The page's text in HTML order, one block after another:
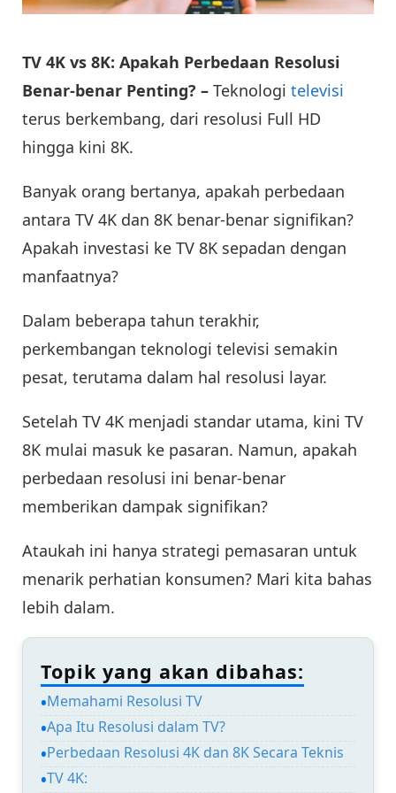
TV 4K vs 8K: Apakah Perbedaan Resolusi
Benar-benar Penting? – Teknologi televisi
terus berkembang, dari resolusi Full HD
hingga kini 8K.
Banyak orang bertanya, apakah perbedaan
antara TV 4K dan 8K benar-benar signifikan?
Apakah investasi ke TV 8K sepadan dengan
manfaatnya?
Dalam beberapa tahun terakhir,
perkembangan teknologi televisi semakin
pesat, terutama dalam hal resolusi layar.
Setelah TV 4K menjadi standar utama, kini TV
8K mulai masuk ke pasaran. Namun, apakah
perbedaan resolusi ini benar-benar
memberikan dampak signifikan?
Ataukah ini hanya strategi pemasaran untuk
menarik perhatian konsumen? Mari kita bahas
lebih dalam.
Topik yang akan dibahas:
Memahami Resolusi TV
Apa Itu Resolusi dalam TV?
Perbedaan Resolusi 4K dan 8K Secara Teknis
TV 4K: